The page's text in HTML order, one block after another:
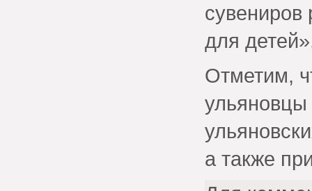
сувениров
для
Отметим,
а также